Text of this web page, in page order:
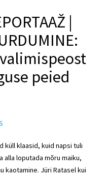
|
peied
küll klaasid, kuid napsi tuli
loputada mõru maiku,
kaotamine. Jüri Ratasel kui